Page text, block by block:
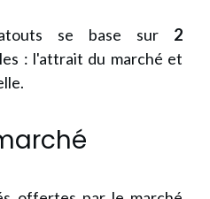
se base sur 2
: l'attrait du marché et